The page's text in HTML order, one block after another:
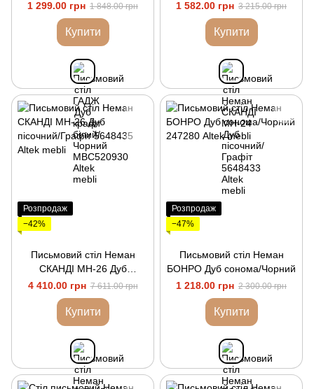
1 299.00 грн 1 848.00 грн
Купити
пісочний/Графіт
1 582.00 грн 3 215.00 грн
Купити
Розпродаж
−42%
Письмовий стіл Неман
СКАНДІ МН-26 Дуб
пісочний/Графіт
4 410.00 грн 7 611.00 грн
Купити
Розпродаж
−47%
Письмовий стіл Неман
БОНРО Дуб сонома/Чорний
1 218.00 грн 2 300.00 грн
Купити